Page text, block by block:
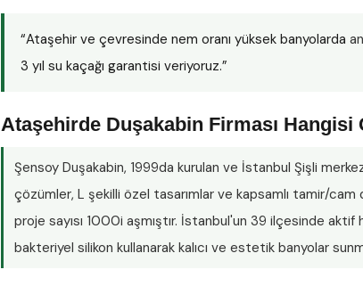
“Ataşehir ve çevresinde nem oranı yüksek banyolarda
3 yıl su kaçağı garantisi veriyoruz.”
Ataşehirde Duşakabin Firması Hangisi
Şensoy Duşakabin, 1999da kurulan ve İstanbul Şişli
çözümler, L şekilli özel tasarımlar ve kapsamlı tamir/
proje sayısı 1000i aşmıştır. İstanbul'un 39 ilçesinde aktif
bakteriyel silikon kullanarak kalıcı ve estetik banyolar